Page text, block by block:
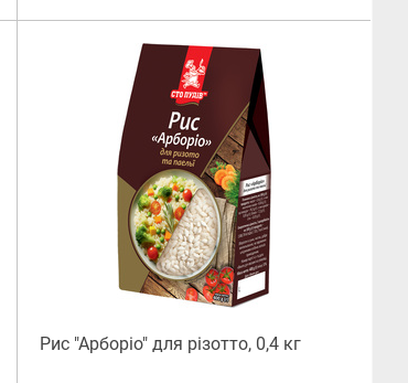
Рис "Арборіо" для різотто, 0,4 кг